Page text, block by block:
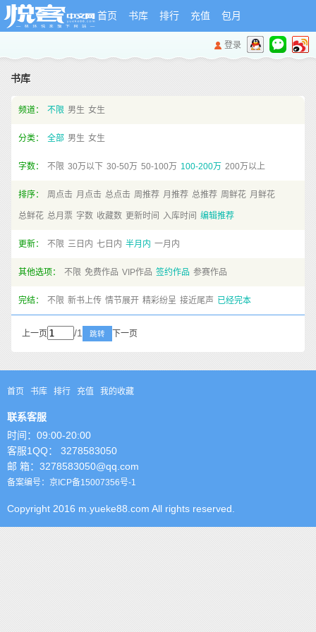
首页 书库 排行 充值 包月
登录
书库
频道： 不限 男生 女生
分类： 全部 男生 女生
字数： 不限 30万以下 30-50万 50-100万 100-200万 200万以上
排序： 周点击 月点击 总点击 周推荐 月推荐 总推荐 周鲜花 月鲜花
总鲜花 总月票 字数 收藏数 更新时间 入库时间 编辑推荐
更新： 不限 三日内 七日内 半月内 一月内
其他选项： 不限 免费作品 VIP作品 签约作品 参赛作品
完结： 不限 新书上传 情节展开 精彩纷呈 接近尾声 已经完本
上一页 /1 跳转 下一页
首页 书库 排行 充值 我的收藏
联系客服
时间：09:00-20:00
客服1QQ： 3278583050
邮 箱：3278583050@qq.com
备案编号：京ICP备15007356号-1
Copyright 2016 m.yueke88.com All rights reserved.